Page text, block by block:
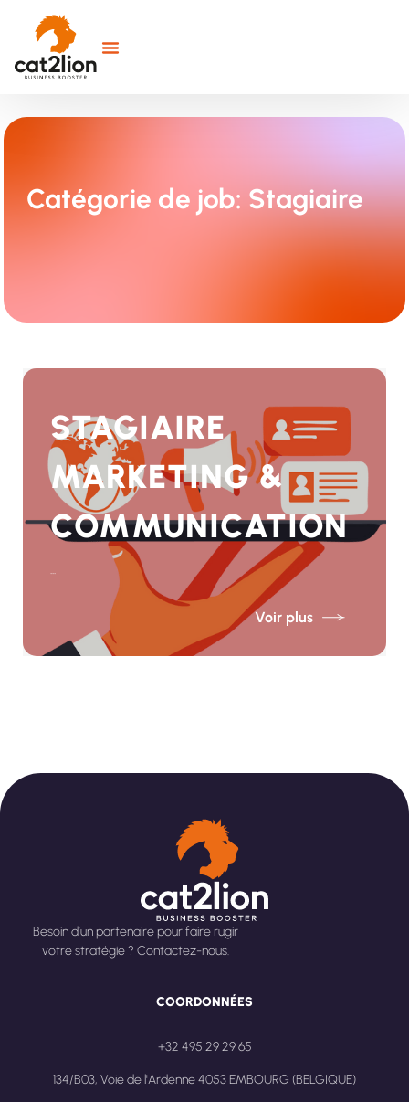
Catégorie de job: Stagiaire
STAGIAIRE
MARKETING &
COMMUNICATION
...
Voir plus
Besoin d’un partenaire pour faire rugir
votre stratégie ? Contactez-nous.
COORDONNÉES
+32 495 29 29 65
134/B03, Voie de l'Ardenne 4053 EMBOURG (BELGIQUE)